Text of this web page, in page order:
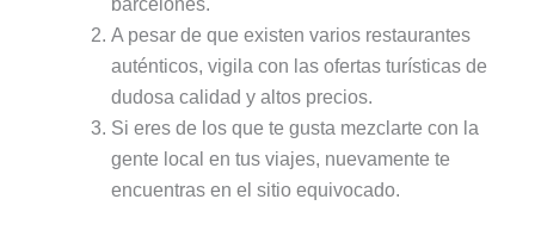
barcelonés.
A pesar de que existen varios restaurantes
auténticos, vigila con las ofertas turísticas de
dudosa calidad y altos precios.
Si eres de los que te gusta mezclarte con la
gente local en tus viajes, nuevamente te
encuentras en el sitio equivocado.